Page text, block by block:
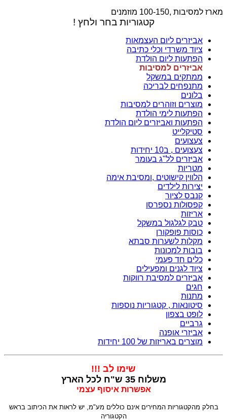
מארז למסיבות ,100-150 מוזמנים
קטגוריות בחר ולחץ !
אביזרים ליום העצמאות
ציוד משרדי וכלי כתיבה
הפתעות ליום הולדת
אביזרים למסיבות
ממתקים במשקל
מתנפחים לבריכה
בלונים
מוצרים וזוהרים למסיבות
הפתעות לימי הולדת
הפתעות ואביזרים ליום הולדת
סטיקלייט
צעצועים
צעצועים , ב10 יחידות
אביזרים לל"ג בעומר
מטריות
הלווין קישוטים ,ומסיבת אימה
יצירות לילדים
קנבס לציור
קפסולות נספרסו
אריזות
טבק לגלגול במשקל
כוסות פופקורן
מקלות לשערות סבתא
בובות למכונות
כלים חד פעמי
ציוד לגנים ומפעילים
אביזרים למסיבת רווקות
חגים
מתנות
סיטונאות , קטגוריות נוספות
לופט בצפון
גרביים
אביזרי אופנה
מוצרים באריזות של 100 יחידות
שימו לב !!!
משלוח 35 ש"ח לכל הארץ
אפשרות איסוף עצמי
בחלק מהקטגוריות המחירים אינם כוללים מע"מ, יש לראות את הכיתוב בראש
הקטגוריה